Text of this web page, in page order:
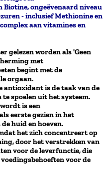
Biotine, ongeëvenaard niveau
- inclusief Methionine en
aan vitamines en
gelezen worden als 'Geen
met
begint met de
orgaan.
antioxidant is de taak van de
spoelen uit het systeem.
is een
eerste gezien in het
huid en hoeven.
het zich concentreert op
door het verstrekken van
voor de leverfunctie, die
voor de